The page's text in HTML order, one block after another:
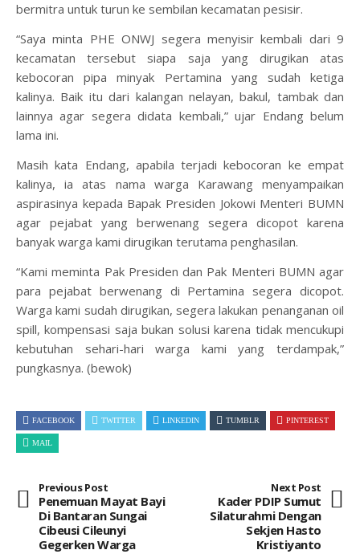
bermitra untuk turun ke sembilan kecamatan pesisir.
“Saya minta PHE ONWJ segera menyisir kembali dari 9
kecamatan tersebut siapa saja yang dirugikan atas
kebocoran pipa minyak Pertamina yang sudah ketiga
kalinya. Baik itu dari kalangan nelayan, bakul, tambak dan
lainnya agar segera didata kembali,” ujar Endang belum
lama ini.
Masih kata Endang, apabila terjadi kebocoran ke empat
kalinya, ia atas nama warga Karawang menyampaikan
aspirasinya kepada Bapak Presiden Jokowi Menteri BUMN
agar pejabat yang berwenang segera dicopot karena
banyak warga kami dirugikan terutama penghasilan.
“Kami meminta Pak Presiden dan Pak Menteri BUMN agar
para pejabat berwenang di Pertamina segera dicopot.
Warga kami sudah dirugikan, segera lakukan penanganan oil
spill, kompensasi saja bukan solusi karena tidak mencukupi
kebutuhan sehari-hari warga kami yang terdampak,”
pungkasnya. (bewok)
FACEBOOK TWITTER LINKEDIN TUMBLR PINTEREST
MAIL
Previous Post
Penemuan Mayat Bayi
Di Bantaran Sungai
Cibeusi Cileunyi
Gegerken Warga
Next Post
Kader PDIP Sumut
Silaturahmi Dengan
Sekjen Hasto
Kristiyanto